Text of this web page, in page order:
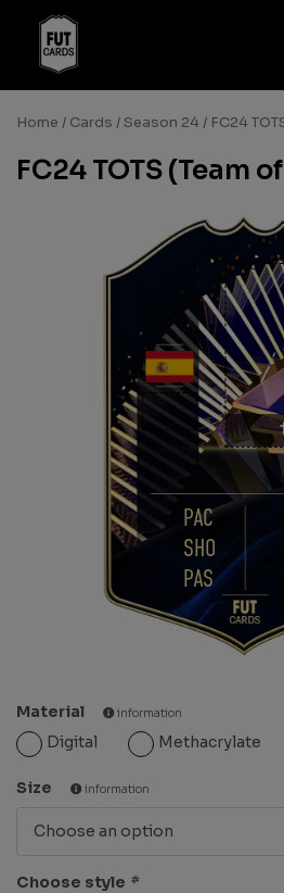
Home / Cards /Season 24 / FC24
FC24 TOTS (Team
Material information
Digital Methacrylate
Size information
Choose style *
PAC
SHO
PAS